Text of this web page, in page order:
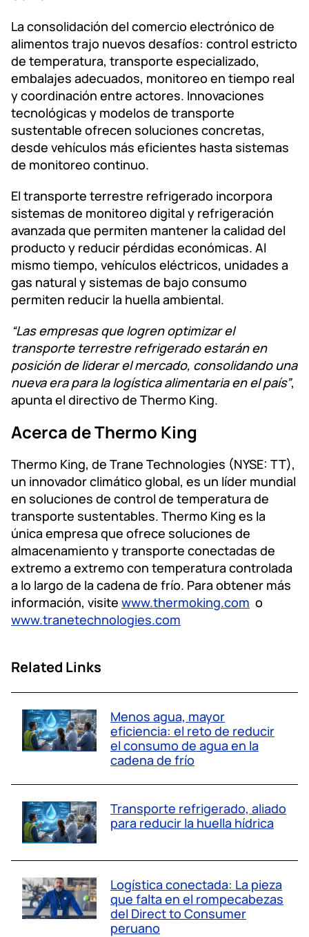
La consolidación del comercio electrónico de
alimentos trajo nuevos desafíos: control estricto
de temperatura, transporte especializado,
embalajes adecuados, monitoreo en tiempo real
y coordinación entre actores. Innovaciones
tecnológicas y modelos de transporte
sustentable ofrecen soluciones concretas,
desde vehículos más eficientes hasta sistemas
de monitoreo continuo.
El transporte terrestre refrigerado incorpora
sistemas de monitoreo digital y refrigeración
avanzada que permiten mantener la calidad del
producto y reducir pérdidas económicas. Al
mismo tiempo, vehículos eléctricos, unidades a
gas natural y sistemas de bajo consumo
permiten reducir la huella ambiental.
“Las empresas que logren optimizar el
transporte terrestre refrigerado estarán en
posición de liderar el mercado, consolidando una
nueva era para la logística alimentaria en el país”,
apunta el directivo de Thermo King.
Acerca de Thermo King
Thermo King, de Trane Technologies (NYSE: TT),
un innovador climático global, es un líder mundial
en soluciones de control de temperatura de
transporte sustentables. Thermo King es la
única empresa que ofrece soluciones de
almacenamiento y transporte conectadas de
extremo a extremo con temperatura controlada
a lo largo de la cadena de frío. Para obtener más
información, visite www.thermoking.com o
www.tranetechnologies.com
Related Links
Menos agua, mayor
eficiencia: el reto de reducir
el consumo de agua en la
cadena de frío
Transporte refrigerado, aliado
para reducir la huella hídrica
Logística conectada: La pieza
que falta en el rompecabezas
del Direct to Consumer
peruano